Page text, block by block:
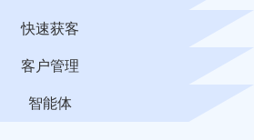
快速获客
客户管理
智能体